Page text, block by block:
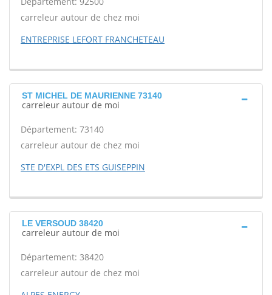
carreleur autour de chez moi
ENTREPRISE LEFORT FRANCHETEAU
ST MICHEL DE MAURIENNE 73140
carreleur autour de moi
Département: 73140
carreleur autour de chez moi
STE D'EXPL DES ETS GUISEPPIN
LE VERSOUD 38420
carreleur autour de moi
Département: 38420
carreleur autour de chez moi